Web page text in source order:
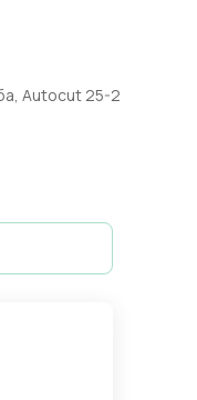
Autocut 25-2